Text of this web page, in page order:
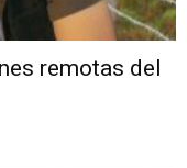
remotas del